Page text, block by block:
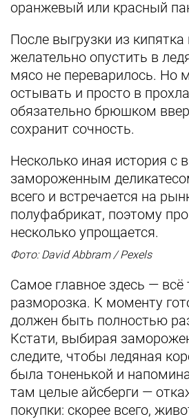
оранжевый или красный
После выгрузки из кипятка
желательно опустить в
мясо не переварилось. Но
остывать и просто в
обязательно брюшком
сохранит сочность.
Несколько иная история с
замороженным
всего и встречается на
полуфабрикат, поэтому
несколько упрощается.
Фото: David Abbram / Pexels
Самое главное здесь —
разморозка. К моменту
должен быть полностью
Кстати, выбирая
следите, чтобы ледяная
была тоненькой и
там целые айсберги —
покупки: скорее всего,